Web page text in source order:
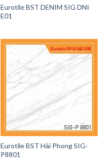
Eurotile BST DENIM SIG DNI
E01
Eurotile BST Hải Phong SIG-
P8801